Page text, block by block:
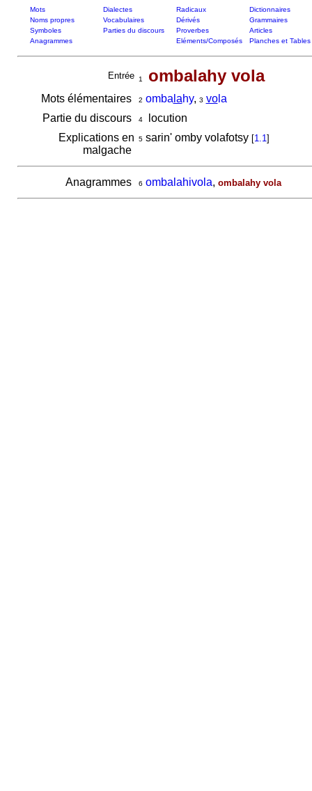
Mots Dialectes Radicaux
Dictionnaires
Noms propres
Vocabulaires Dérivés
Grammaires
Symboles
Parties du discours Proverbes
Articles
Anagrammes
Eléments/Composés Planches et Tables
Entrée 1 ombalahy vola
Mots élémentaires 2 omba lahy, 3 vola
Partie du discours
4locution
Explications en
malgache
5sarin' omby volafotsy [1.1]
Anagrammes 6 ombalahivola, ombalahy vola